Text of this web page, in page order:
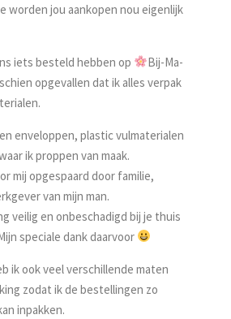
worden jou aankopen nou eigenlijk
iets besteld hebben op
Bij-Ma-
opgevallen dat ik alles verpak
enveloppen, plastic vulmaterialen
ik proppen van maak.
mij opgespaard door familie,
van mijn man.
veilig en onbeschadigd bij je thuis
speciale dank daarvoor
ik ook veel verschillende maten
zodat ik de bestellingen zo
inpakken.